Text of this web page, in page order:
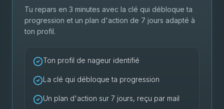
Tu repars en 3 minutes avec la clé qui débloque ta
progression et un plan d'action de 7 jours adapté à
ton profil.
Ton profil de nageur identifié
La clé qui débloque ta progression
Un plan d'action sur 7 jours, reçu par mail